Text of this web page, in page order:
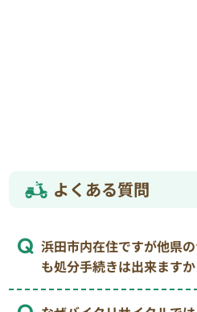
よくある質問
浜田市内在住ですが他県
も処分手続きは出来ますか